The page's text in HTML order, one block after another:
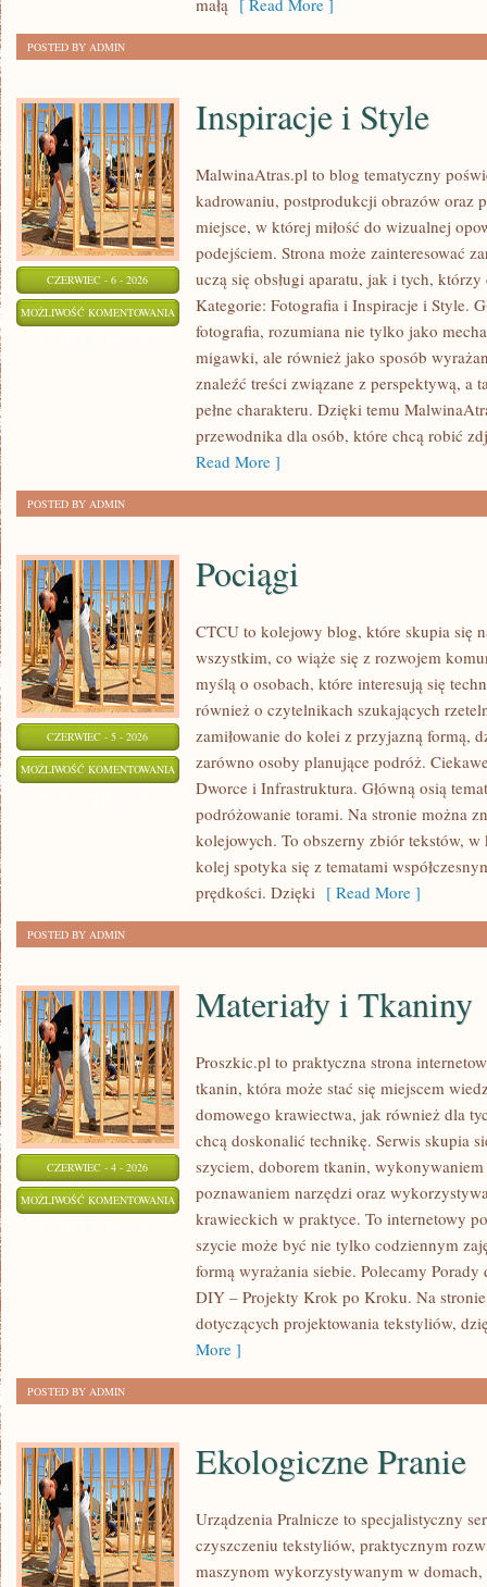
małą [ Read More ]
POSTED BY ADMIN
CZERWIEC - 6 - 2026
MOŻLIWOŚĆ KOMENTOWANIA INSPIRACJE
STYLE
Inspiracje i Style
MalwinaAtras.pl to blog tematyczny
kadrowaniu, postprodukcji obrazów oraz
miejsce, w której miłość do wizualnej
podejściem. Strona może zainteresować
uczą się obsługi aparatu, jak i tych,
Kategorie: Fotografia i Inspiracje i Style.
fotografia, rozumiana nie tylko jako
migawki, ale również jako sposób
znaleźć treści związane z perspektywą, a
pełne charakteru. Dzięki temu
przewodnika dla osób, które chcą robić
Read More ]
POSTED BY ADMIN
CZERWIEC - 5 - 2026
MOŻLIWOŚĆ KOMENTOWANIA POCIĄGI
Pociągi
CTCU to kolejowy blog, które skupia się
wszystkim, co wiąże się z rozwojem
myślą o osobach, które interesują się
również o czytelnikach szukających
zamiłowanie do kolei z przyjazną formą,
zarówno osoby planujące podróż.
Dworce i Infrastruktura. Główną osią
podróżowanie torami. Na stronie można
kolejowych. To obszerny zbiór tekstów,
kolej spotyka się z tematami
prędkości. Dzięki [ Read More ]
POSTED BY ADMIN
CZERWIEC - 4 - 2026
MOŻLIWOŚĆ KOMENTOWANIA MATERIAŁY
TKANINY
Materiały i Tkaniny
Proszkic.pl to praktyczna strona
tkanin, która może stać się miejscem
domowego krawiectwa, jak również dla
chcą doskonalić technikę. Serwis skupia
szyciem, doborem tkanin,
poznawaniem narzędzi oraz
krawieckich w praktyce. To internetowy
szycie może być nie tylko codziennym
formą wyrażania siebie. Polecamy
DIY – Projekty Krok po Kroku. Na
dotyczących projektowania tekstyliów,
More ]
POSTED BY ADMIN
Ekologiczne Pranie
Urządzenia Pralnicze to specjalistyczny
czyszczeniu tekstyliów, praktycznym
maszynom wykorzystywanym w